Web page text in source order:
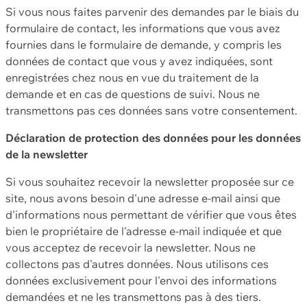
Si vous nous faites parvenir des demandes par le biais du
formulaire de contact, les informations que vous avez
fournies dans le formulaire de demande, y compris les
données de contact que vous y avez indiquées, sont
enregistrées chez nous en vue du traitement de la
demande et en cas de questions de suivi. Nous ne
transmettons pas ces données sans votre consentement.
Déclaration de protection des données pour les données
de la newsletter
Si vous souhaitez recevoir la newsletter proposée sur ce
site, nous avons besoin d'une adresse e-mail ainsi que
d'informations nous permettant de vérifier que vous êtes
bien le propriétaire de l'adresse e-mail indiquée et que
vous acceptez de recevoir la newsletter. Nous ne
collectons pas d'autres données. Nous utilisons ces
données exclusivement pour l'envoi des informations
demandées et ne les transmettons pas à des tiers.